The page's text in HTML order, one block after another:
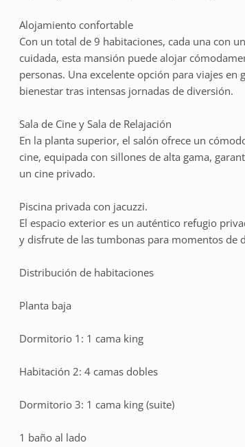
Alojamiento confortable
Con un total de 9 habitaciones, cada una con
cuidada, esta mansión puede alojar
personas. Una excelente opción para viajes en
bienestar tras intensas jornadas de diversión.
Sala de Cine y Sala de Relajación
En la planta superior, el salón ofrece un
cine, equipada con sillones de alta gama,
un cine privado.
Piscina privada con jacuzzi.
El espacio exterior es un auténtico refugio
y disfrute de las tumbonas para momentos de
Distribución de habitaciones
Planta baja
Dormitorio 1: 1 cama king
Habitación 2: 4 camas dobles
Dormitorio 3: 1 cama king (suite)
1 baño al lado